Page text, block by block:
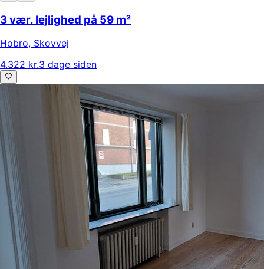
3 vær. lejlighed på 59 m²
Hobro, Skovvej
4.322 kr.3 dage siden